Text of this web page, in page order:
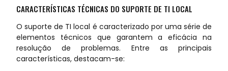
CARACTERÍSTICAS TÉCNICAS DO SUPORTE DE TI LOCAL
O suporte de TI local é caracterizado por uma série de
elementos técnicos que garantem a eficácia na
resolução de problemas. Entre as principais
características, destacam-se: